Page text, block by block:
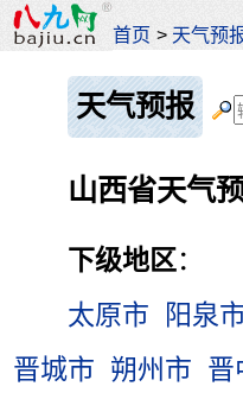
首页 > 天气预
天气预报
山西省天气
下级地区：
太原市
阳泉
晋城市 朔州市 晋